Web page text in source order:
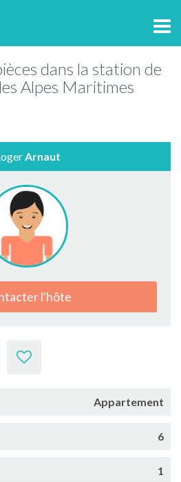
dans la station de
Alpes Maritimes
Arnaut
l'hôte
Appartement
6
1